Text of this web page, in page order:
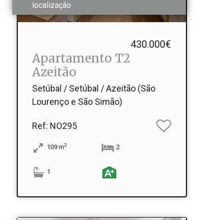
localização
430.000€
Apartamento T2
Azeitão
Setúbal / Setúbal / Azeitão (São
Lourenço e São Simão)
Ref: NO295
109m2 2
1